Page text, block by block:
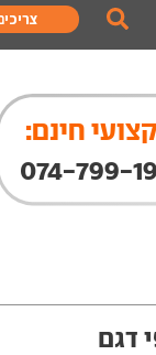
חינם:
דגם